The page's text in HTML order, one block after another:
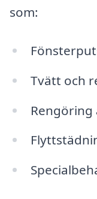
som:
Tvätt och
Rengöring